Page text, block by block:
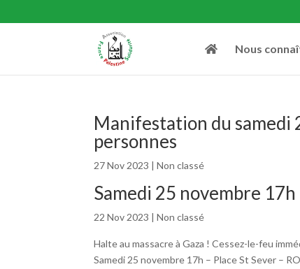
Nous
Manifestation du samedi
personnes
27 Nov 2023 |Non classé
Samedi 25 novembre 17h
22 Nov 2023 |Non classé
Halte au massacre à Gaza ! Cessez-le-feu
Samedi 25 novembre 17h – Place St Sever –